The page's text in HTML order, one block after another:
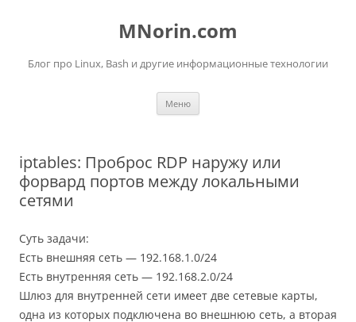
MNorin.com
Блог про Linux, Bash и другие информационные технологии
Меню
iptables: Проброс RDP наружу или
форвард портов между локальными
сетями
Суть задачи:
Есть внешняя сеть — 192.168.1.0/24
Есть внутренняя сеть — 192.168.2.0/24
Шлюз для внутренней сети имеет две сетевые карты,
одна из которых подключена во внешнюю сеть, а вторая